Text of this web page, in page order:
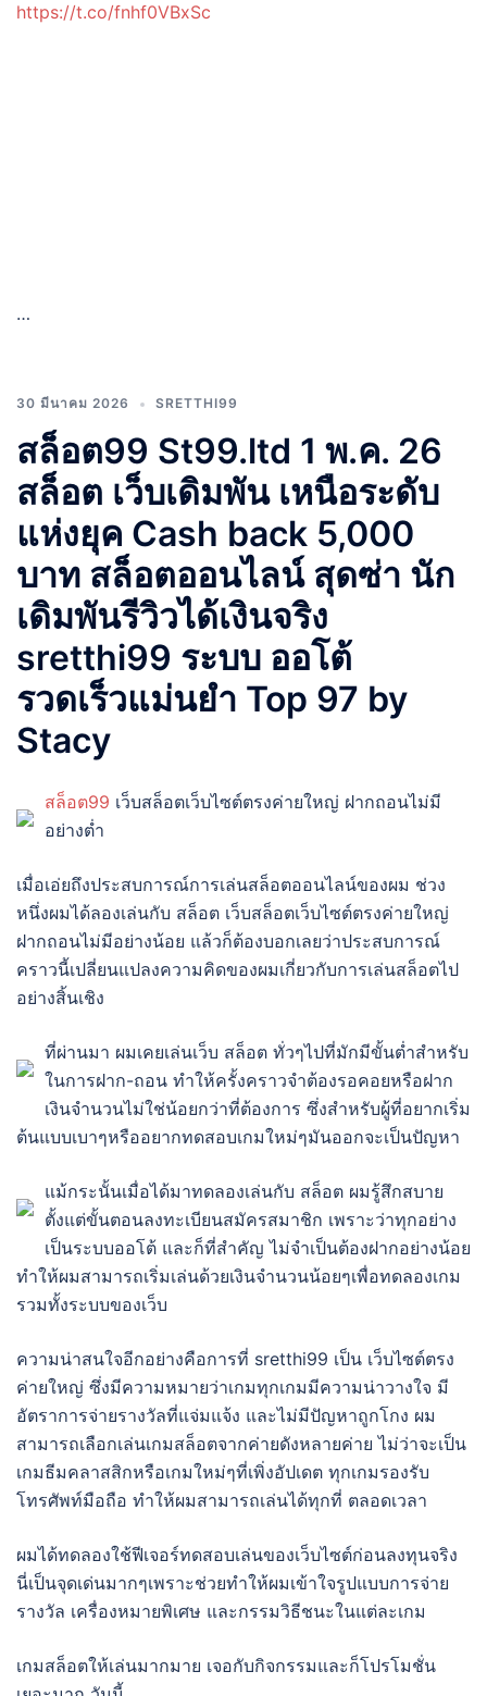
https://t.co/fnhf0VBxSc
…
30 มีนาคม 2026 SRETTHI99
สล็อต99 St99.ltd 1 พ.ค. 26
สล็อต เว็บเดิมพัน เหนือระดับ
แห่งยุค Cash back 5,000
บาท สล็อตออนไลน์ สุดซ่า นัก
เดิมพันรีวิวได้เงินจริง
sretthi99 ระบบ ออโต้
รวดเร็วแม่นยำ Top 97 by
Stacy
สล็อต99 เว็บสล็อตเว็บไซต์ตรงค่ายใหญ่ ฝากถอนไม่มี
อย่างต่ำ
เมื่อเอ่ยถึงประสบการณ์การเล่นสล็อตออนไลน์ของผม ช่วง
หนึ่งผมได้ลองเล่นกับ สล็อต เว็บสล็อตเว็บไซต์ตรงค่ายใหญ่
ฝากถอนไม่มีอย่างน้อย แล้วก็ต้องบอกเลยว่าประสบการณ์
คราวนี้เปลี่ยนแปลงความคิดของผมเกี่ยวกับการเล่นสล็อตไป
อย่างสิ้นเชิง
ที่ผ่านมา ผมเคยเล่นเว็บ สล็อต ทั่วๆไปที่มักมีขั้นต่ำสำหรับ
ในการฝาก-ถอน ทำให้ครั้งคราวจำต้องรอคอยหรือฝาก
เงินจำนวนไม่ใช่น้อยกว่าที่ต้องการ ซึ่งสำหรับผู้ที่อยากเริ่ม
ต้นแบบเบาๆหรืออยากทดสอบเกมใหม่ๆมันออกจะเป็นปัญหา
แม้กระนั้นเมื่อได้มาทดลองเล่นกับ สล็อต ผมรู้สึกสบาย
ตั้งแต่ขั้นตอนลงทะเบียนสมัครสมาชิก เพราะว่าทุกอย่าง
เป็นระบบออโต้ และก็ที่สำคัญ ไม่จำเป็นต้องฝากอย่างน้อย
ทำให้ผมสามารถเริ่มเล่นด้วยเงินจำนวนน้อยๆเพื่อทดลองเกม
รวมทั้งระบบของเว็บ
ความน่าสนใจอีกอย่างคือการที่ sretthi99 เป็น เว็บไซต์ตรง
ค่ายใหญ่ ซึ่งมีความหมายว่าเกมทุกเกมมีความน่าวางใจ มี
อัตราการจ่ายรางวัลที่แจ่มแจ้ง และไม่มีปัญหาถูกโกง ผม
สามารถเลือกเล่นเกมสล็อตจากค่ายดังหลายค่าย ไม่ว่าจะเป็น
เกมธีมคลาสสิกหรือเกมใหม่ๆที่เพิ่งอัปเดต ทุกเกมรองรับ
โทรศัพท์มือถือ ทำให้ผมสามารถเล่นได้ทุกที่ ตลอดเวลา
ผมได้ทดลองใช้ฟีเจอร์ทดสอบเล่นของเว็บไซต์ก่อนลงทุนจริง
นี่เป็นจุดเด่นมากๆเพราะช่วยทำให้ผมเข้าใจรูปแบบการจ่าย
รางวัล เครื่องหมายพิเศษ และกรรมวิธีชนะในแต่ละเกม
เกมสล็อตให้เล่นมากมาย เจอกับกิจกรรมและก็โปรโมชั่น